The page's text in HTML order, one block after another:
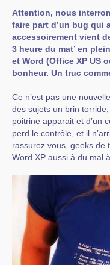
Attention, nous
faire part d’un bug qui
accessoirement vient
3 heure du mat’ en
et Word (Office XP US
bonheur. Un truc
Ce n’est pas une
des sujets un brin
poitrine apparait et d’un
perd le contrôle, et il
rassurez vous, geeks de
Word XP aussi à du mal